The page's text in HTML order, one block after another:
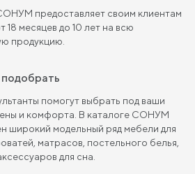
предоставляет своим клиентам
18 месяцев до 10 лет на всю
продукцию.
подобрать
помогут выбрать под ваши
и комфорта. В каталоге СОНУМ
широкий модельный ряд мебели для
матрасов, постельного белья,
для сна.